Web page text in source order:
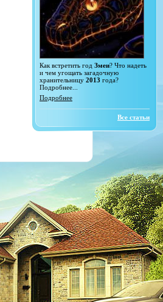
Как встретить год Змеи? Что надеть
и чем угощать загадочную
хранительницу 2013 года?
Подробнее...
Подробнее
Все статьи